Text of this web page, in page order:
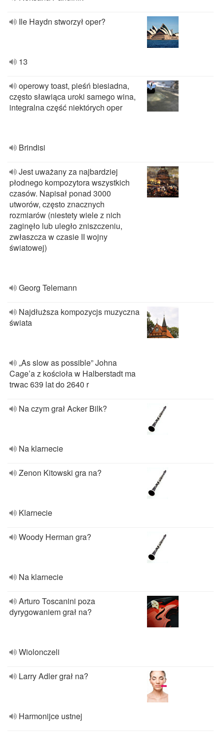
Ile Haydn stworzył oper?
13
operowy toast, pieśń biesiadna,
często sławiąca uroki samego wina,
integralna część niektórych oper
Brindisi
Jest uważany za najbardziej
płodnego kompozytora wszystkich
czasów. Napisał ponad 3000
utworów, często znacznych
rozmiarów (niestety wiele z nich
zaginęło lub uległo zniszczeniu,
zwłaszcza w czasie II wojny
światowej)
Georg Telemann
Najdłuższa kompozycjs muzyczna
świata
„As slow as possible” Johna
Cage’a z kościoła w Halberstadt ma
trwac 639 lat do 2640 r
Na czym grał Acker Bilk?
Na klarnecie
Zenon Kitowski gra na?
Klarnecie
Woody Herman gra?
Na klarnecie
Arturo Toscanini poza
dyrygowaniem grał na?
Wiolonczeli
Larry Adler grał na?
Harmonijce ustnej